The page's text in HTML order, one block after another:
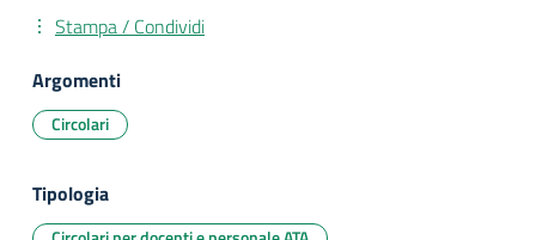
Stampa / Condividi
Argomenti
Circolari
Tipologia